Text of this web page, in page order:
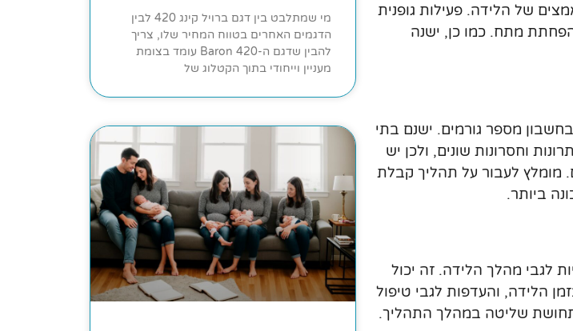
של הלידה. פעילות גופנית
מתח. כמו כן, ישנה
מספר גורמים. ישנם בתי
וחסרונות שונים, ולכן יש
מומלץ לעבור על תהליך קבלת
ביותר.
לגבי מהלך הלידה. זה יכול
הלידה, והעדפות לגבי טיפול
תחושת שליטה במהלך התהליך.
מי שמתלבט בין דגם ברויל קינג 420 לבין
הדגמים האחרים בטווח המחיר שלו, צריך
להבין שדגם ה-Baron 420 עומד בצומת
מעניין וייחודי בתוך הקטלוג של